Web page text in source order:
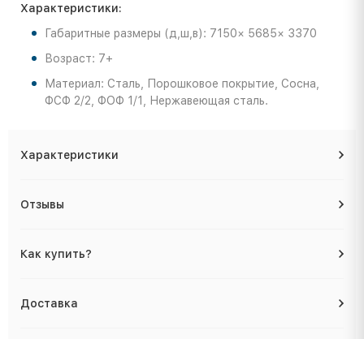
Характеристики:
Габаритные размеры (д,ш,в): 7150× 5685× 3370
Возраст: 7+
Материал: Сталь, Порошковое покрытие, Сосна,
ФСФ 2/2, ФОФ 1/1, Нержавеющая сталь.
Характеристики
Отзывы
Как купить?
Доставка